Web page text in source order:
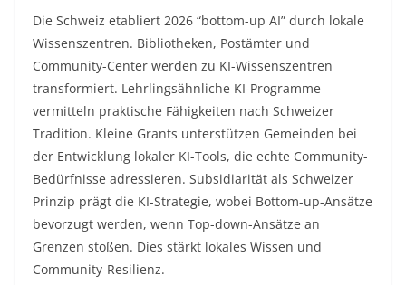
Die Schweiz etabliert 2026 “bottom-up AI” durch lokale
Wissenszentren. Bibliotheken, Postämter und
Community-Center werden zu KI-Wissenszentren
transformiert. Lehrlingsähnliche KI-Programme
vermitteln praktische Fähigkeiten nach Schweizer
Tradition. Kleine Grants unterstützen Gemeinden bei
der Entwicklung lokaler KI-Tools, die echte Community-
Bedürfnisse adressieren. Subsidiarität als Schweizer
Prinzip prägt die KI-Strategie, wobei Bottom-up-Ansätze
bevorzugt werden, wenn Top-down-Ansätze an
Grenzen stoßen. Dies stärkt lokales Wissen und
Community-Resilienz.​